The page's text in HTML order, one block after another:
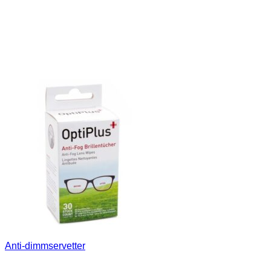
Anti-dimmservetter